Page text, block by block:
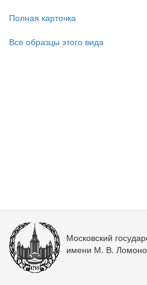
Полная карточка
Все образцы этого вида
Московский
имени М. В.